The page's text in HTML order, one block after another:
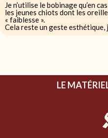
Je n’utilise le bobinage qu’en
les jeunes chiots dont les
« faiblesse ».
Cela reste un geste
LE